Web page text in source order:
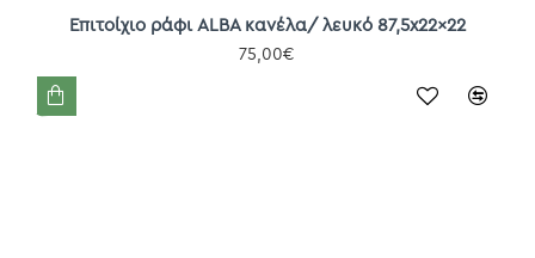
Επιτοίχιο ράφι ALBA κανέλα/ λευκό 87,5x22x22
75,00€